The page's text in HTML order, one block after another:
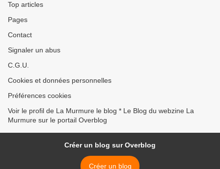
Top articles
Pages
Contact
Signaler un abus
C.G.U.
Cookies et données personnelles
Préférences cookies
Voir le profil de La Murmure le blog * Le Blog du webzine La
Murmure sur le portail Overblog
Créer un blog sur Overblog
Créer un blog